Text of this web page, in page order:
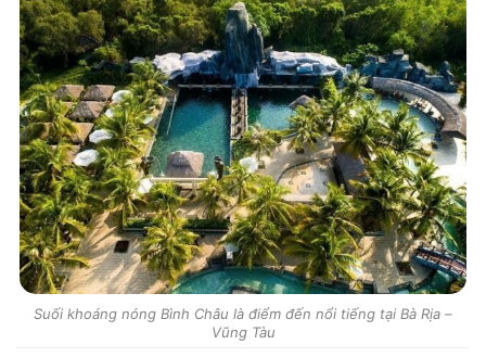
Suối khoáng nóng Bình Châu là điểm đến nổi tiếng tại Bà Rịa –
Vũng Tàu